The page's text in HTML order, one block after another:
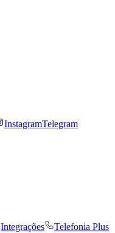
InstagramTelegram
Integrações
Telefonia Plus